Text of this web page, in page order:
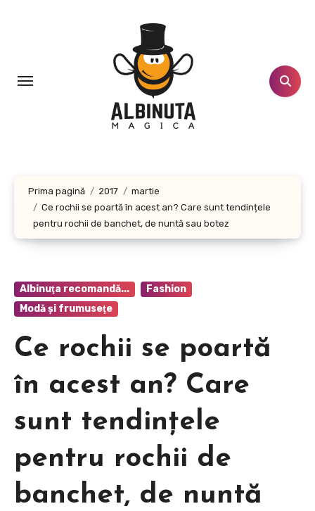
Prima pagină 2017
martie
Ce rochii se poartă în acest an? Care sunt tendințele
pentru rochii de banchet, de nuntă sau botez
Albinuţa recomandă...
Fashion
Modă şi frumuseţe
Ce rochii se poartă
în acest an? Care
sunt tendințele
pentru rochii de
banchet, de nuntă